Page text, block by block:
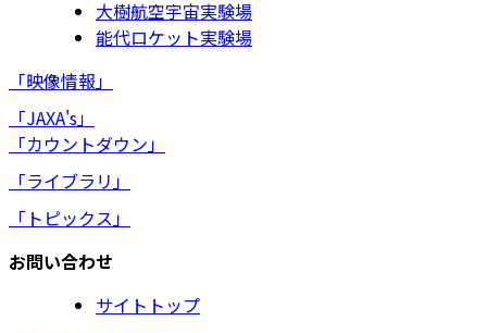
大樹航空宇宙実験場
能代ロケット実験場
「映像情報」
「JAXA's」
「カウントダウン」
「ライブラリ」
「トピックス」
お問い合わせ
サイトトップ